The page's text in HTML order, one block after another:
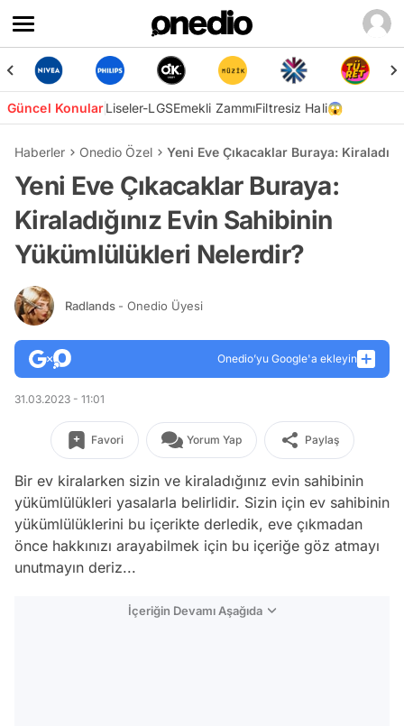
Güncel KonularLiseler-LGSEmekli ZammıFiltresiz Hali😱
Haberler Onedio Özel Yeni Eve Çıkacaklar Buraya:
Yeni Eve Çıkacaklar Buraya:
Kiraladığınız Evin Sahibinin
Yükümlülükleri Nelerdir?
Radlands - Onedio Üyesi
Onedio’yu Google'a ekleyin
31.03.2023 - 11:01
Favori Yorum Yap Paylaş
Bir ev kiralarken sizin ve kiraladığınız evin sahibinin
yükümlülükleri yasalarla belirlidir. Sizin için ev sahibinin
yükümlülüklerini bu içerikte derledik, eve çıkmadan
önce hakkınızı arayabilmek için bu içeriğe göz atmayı
unutmayın deriz...
İçeriğin Devamı Aşağıda